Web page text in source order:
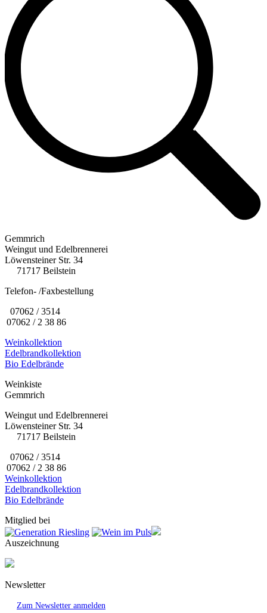
Gemmrich
Weingut und Edelbrennerei
Löwensteiner Str. 34
71717 Beilstein
Telefon- /Faxbestellung
07062 / 3514
07062 / 2 38 86
Weinkollektion
Edelbrandkollektion
Bio Edelbrände
Weinkiste
Gemmrich
Weingut und Edelbrennerei
Löwensteiner Str. 34
71717 Beilstein
07062 / 3514
07062 / 2 38 86
Weinkollektion
Edelbrandkollektion
Bio Edelbrände
Mitglied bei
Auszeichnung
Newsletter
Zum Newsletter anmelden